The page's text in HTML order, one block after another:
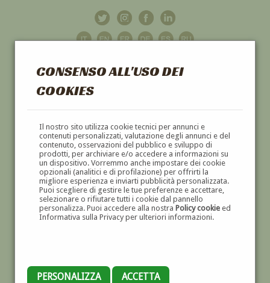
CONSENSO ALL'USO DEI
COOKIES
Il nostro sito utilizza cookie tecnici per annunci e
contenuti personalizzati, valutazione degli annunci e del
contenuto, osservazioni del pubblico e sviluppo di
prodotti, per archiviare e/o accedere a informazioni su
un dispositivo. Vorremmo anche impostare dei cookie
opzionali (analitici e di profilazione) per offrirti la
migliore esperienza e inviarti pubblicità personalizzata.
Puoi scegliere di gestire le tue preferenze e accettare,
selezionare o rifiutare tutti i cookie dal pannello
personalizza. Puoi accedere alla nostra Policy cookieed
Informativa sulla Privacy per ulteriori informazioni.
PERSONALIZZA ACCETTA
GALLERIAD'ARTE
DIPINTI E SCULTURE '800 E '900